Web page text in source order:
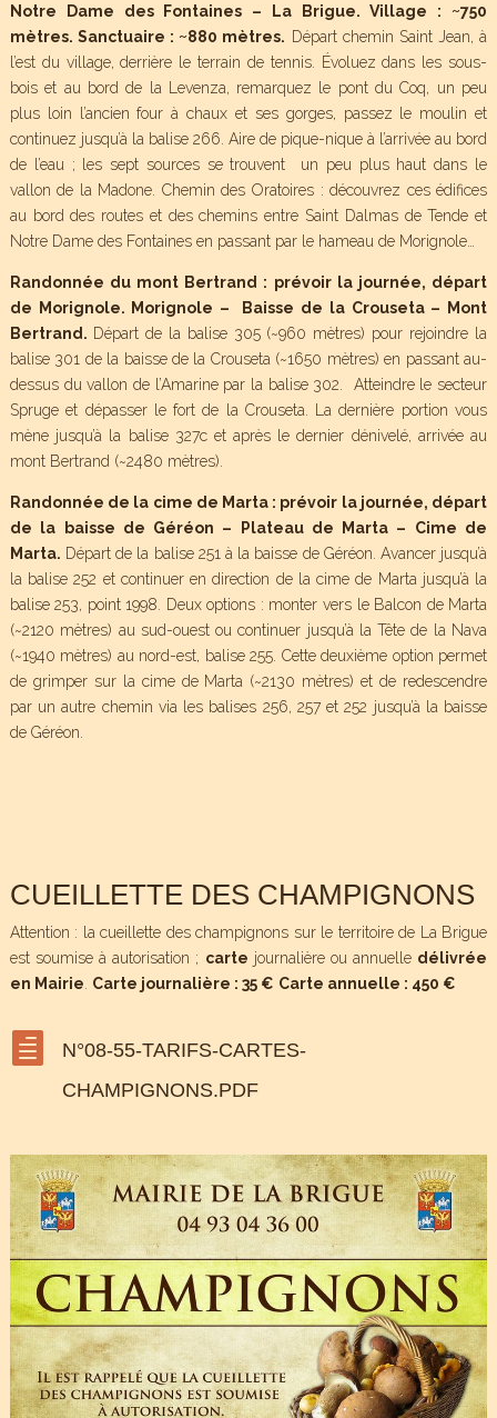
Notre Dame des Fontaines – La Brigue. Village : ~750
mètres. Sanctuaire : ~880 mètres. Départ chemin Saint Jean, à
l’est du village, derrière le terrain de tennis. Évoluez dans les sous-
bois et au bord de la Levenza, remarquez le pont du Coq, un peu
plus loin l’ancien four à chaux et ses gorges, passez le moulin et
continuez jusqu’à la balise 266. Aire de pique-nique à l’arrivée au bord
de l’eau ; les sept sources se trouvent un peu plus haut dans le
vallon de la Madone. Chemin des Oratoires : découvrez ces édifices
au bord des routes et des chemins entre Saint Dalmas de Tende et
Notre Dame des Fontaines en passant par le hameau de Morignole…
Randonnée du mont Bertrand : prévoir la journée, départ
de Morignole. Morignole – Baisse de la Crouseta – Mont
Bertrand. Départ de la balise 305 (~960 mètres) pour rejoindre la
balise 301 de la baisse de la Crouseta (~1650 mètres) en passant au-
dessus du vallon de l’Amarine par la balise 302. Atteindre le secteur
Spruge et dépasser le fort de la Crouseta. La dernière portion vous
mène jusqu’à la balise 327c et après le dernier dénivelé, arrivée au
mont Bertrand (~2480 mètres).
Randonnée de la cime de Marta : prévoir la journée, départ
de la baisse de Géréon – Plateau de Marta – Cime de
Marta. Départ de la balise 251 à la baisse de Géréon. Avancer jusqu’à
la balise 252 et continuer en direction de la cime de Marta jusqu’à la
balise 253, point 1998. Deux options : monter vers le Balcon de Marta
(~2120 mètres) au sud-ouest ou continuer jusqu’à la Tête de la Nava
(~1940 mètres) au nord-est, balise 255. Cette deuxième option permet
de grimper sur la cime de Marta (~2130 mètres) et de redescendre
par un autre chemin via les balises 256, 257 et 252 jusqu’à la baisse
de Géréon.
CUEILLETTE DES CHAMPIGNONS
Attention : la cueillette des champignons sur le territoire de La Brigue
est soumise à autorisation ; carte journalière ou annuelle délivrée
en Mairie Carte journalière : 35 € Carte annuelle : 450 €

N°08-55-TARIFS-CARTES-
CHAMPIGNONS.PDF